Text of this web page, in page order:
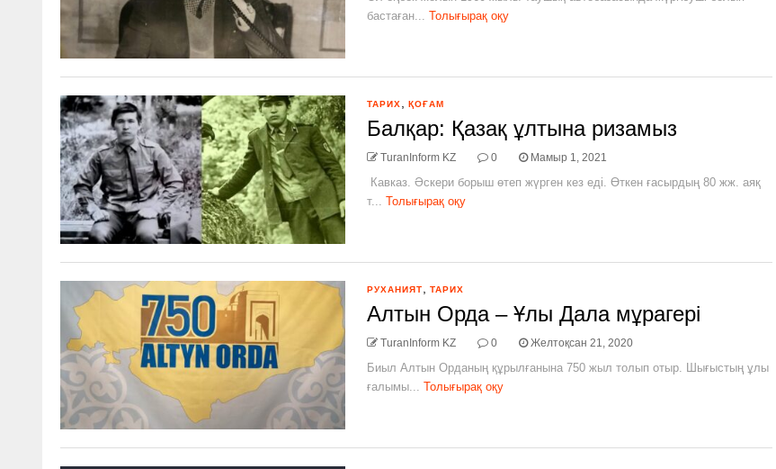
бастаған... Толығырақ оқу
ТАРИХ ҚОҒАМ
Балқар: Қазақ ұлтына ризамыз
TuranInform KZ 0 Мамыр 1, 2021
Кавказ. Әскери борыш өтеп жүрген кез еді. Өткен ғасырдың 80 жж. аяқ
т... Толығырақ оқу
РУХАНИЯТ ТАРИХ
Алтын Орда – Ұлы Дала мұрагері
TuranInform KZ 0 Желтоқсан 21, 2020
Биыл Алтын Орданың құрылғанына 750 жыл толып отыр. Шығыстың ұлы
ғалымы... Толығырақ оқу